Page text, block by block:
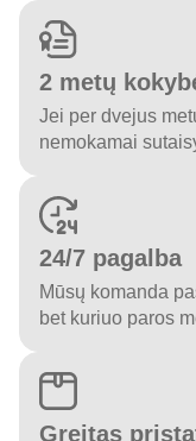
2 metų
Jei per dvejus
nemokamai
24/7 pagalba
Mūsų komanda
bet kuriuo paros
Greitas